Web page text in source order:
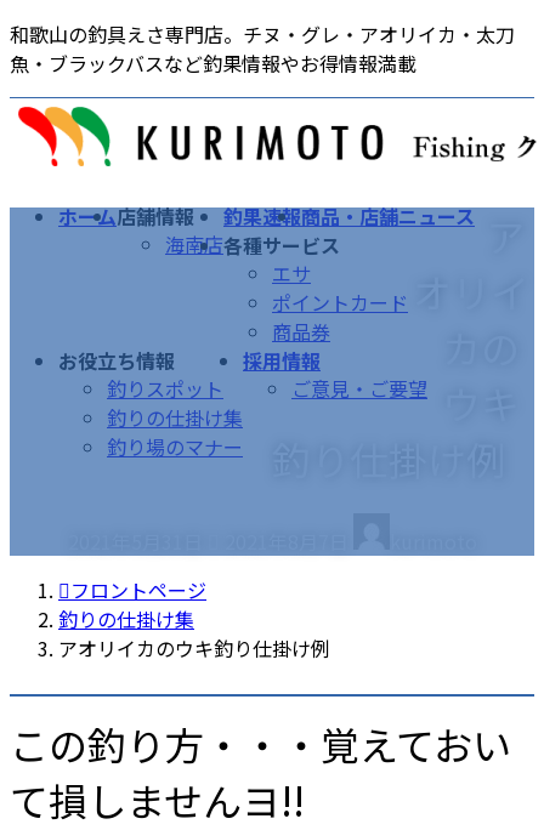
コ
ン
テ
ン
ス
ナ
ビ
ゲ
ー
ン
和歌山の釣具えさ専門店。チヌ・グレ・アオリイカ・太刀
魚・ブラックバスなど釣果情報やお得情報満載
ホーム店舗情報
海南店
釣果速報商品・店舗ニュース
各種サービス
エサ
ポイントカード
商品券
お役立ち情報
釣りスポット
釣りの仕掛け集
釣り場のマナー
採用情報
ご意見・ご要望
終
日
:
フロントページ
釣りの仕掛け集
アオリイカのウキ釣り仕掛け例
この釣り方・・・覚えておい
て損しませんヨ!!